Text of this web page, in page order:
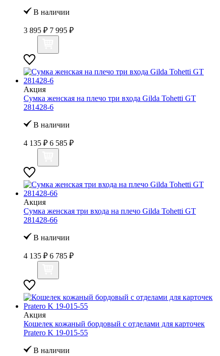
В наличии
3 895 ₽ 7 995 ₽
Акция
Сумка женская на плечо три входа Gilda Tohetti GT
281428-6
В наличии
4 135 ₽ 6 585 ₽
Акция
Сумка женская три входа на плечо Gilda Tohetti GT
281428-66
В наличии
4 135 ₽ 6 785 ₽
Акция
Кошелек кожаный бордовый с отделами для карточек
Pratero K 19-015-55
В наличии